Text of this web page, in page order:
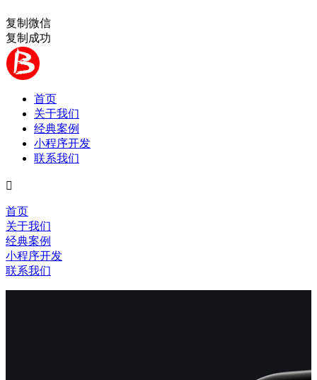
复制微信
复制成功
首页
关于我们
经典案例
小程序开发
联系我们

首页
关于我们
经典案例
小程序开发
联系我们